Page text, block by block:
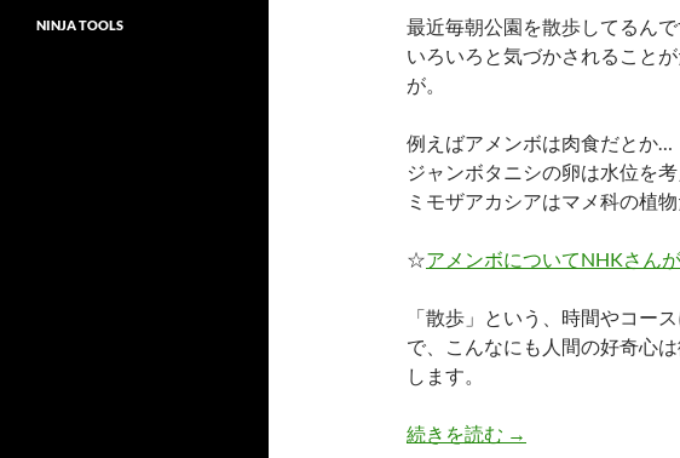
最近毎朝公園を散歩してるん
いろいろと気づかされること
が。
例えばアメンボは肉食だとか…
ジャンボタニシの卵は水位を
ミモザアカシアはマメ科の植
☆アメンボについてNHKさん
「散歩」という、時間やコー
で、こんなにも人間の好奇心
します。
続きを読む 萎れてしまった好
→
NINJA TOOLS